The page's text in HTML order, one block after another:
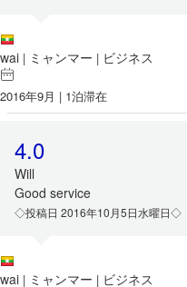
wai | ミャンマー | ビジネス
2016年9月 | 1泊滞在
4.0
Will
Good service
◇投稿日 2016年10月5日水曜日◇
wai | ミャンマー | ビジネス